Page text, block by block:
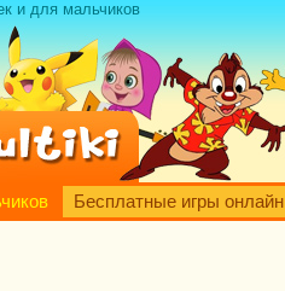
и для мальчиков
Бесплатные игры онлайн